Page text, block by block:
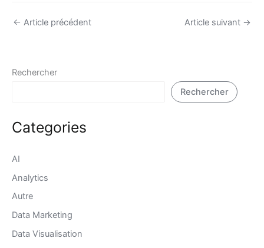
← Article précédent Article suivant →
Rechercher
Rechercher
Categories
AI
Analytics
Autre
Data Marketing
Data Visualisation